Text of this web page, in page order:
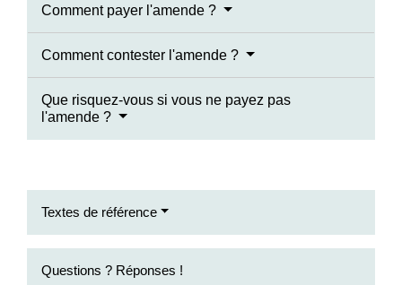
Comment payer l'amende ?
Comment contester l'amende ?
Que risquez-vous si vous ne payez pas
l'amende ?
Textes de référence
Questions ? Réponses !